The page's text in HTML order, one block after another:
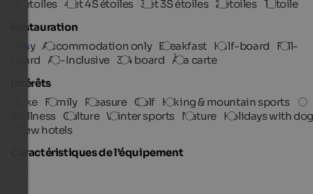
5 étoiles 4 et 4S étoiles 3 et 3S étoiles 2 étoiles 1 étoile
Restauration
Any Accommodation only Breakfast Half-board
Full-
board All-Inclusive 3/4 board À la carte
Intérêts
Bike Family Pleasure Golf Hiking & mountain sports
Wellness Culture Winter sports Nature Holidays with
New hotels
Caractéristiques de l'équipement